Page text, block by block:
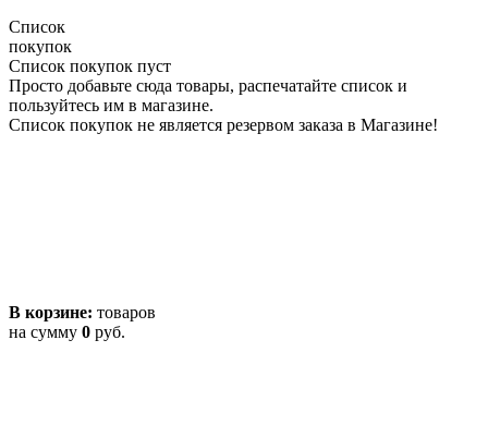
Список
покупок
Список покупок пуст
Просто добавьте сюда товары, распечатайте список и
пользуйтесь им в магазине.
Список покупок не является резервом заказа в Магазине!
В корзине: товаров
на сумму 0 руб.